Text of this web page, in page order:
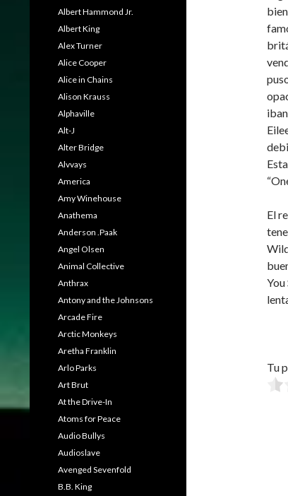
El
You
Tu
Albert Hammond Jr.
Albert King
Alex Turner
Alice Cooper
Alice in Chains
Alison Krauss
Alphaville
Alt-J
Alter Bridge
Alvvays
America
Amy Winehouse
Anathema
Anderson .Paak
Angel Olsen
Animal Collective
Anthrax
Antony and the Johnsons
Arcade Fire
Arctic Monkeys
Aretha Franklin
Arlo Parks
Art Brut
At the Drive-In
Atoms for Peace
Audio Bullys
Audioslave
Avenged Sevenfold
B.B. King